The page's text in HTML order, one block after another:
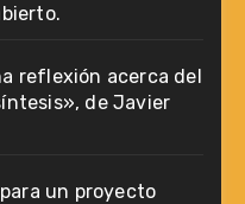
reflexión acerca del
de Javier
un proyecto